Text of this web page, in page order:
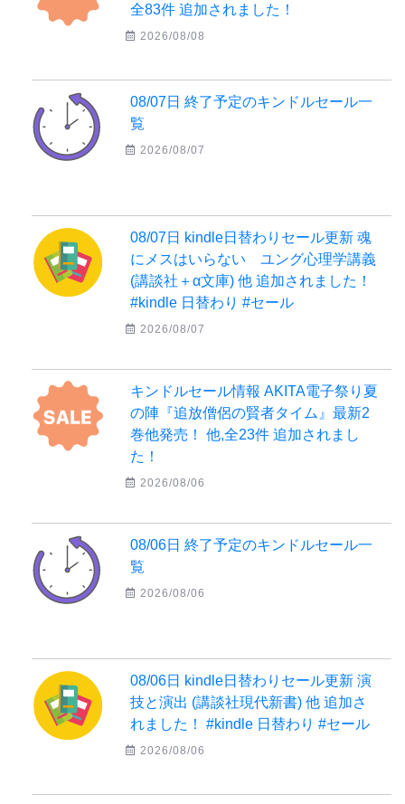
全83件 追加されました！
2026/08/08
08/07日 終了予定のキンドルセール一
覧
2026/08/07
08/07日 kindle日替わりセール更新 魂
にメスはいらない ユング心理学講義
(講談社＋α文庫) 他 追加されました！
#kindle 日替わり #セール
2026/08/07
キンドルセール情報 AKITA電子祭り夏
の陣『追放僧侶の賢者タイム』最新2
巻他発売！ 他,全23件 追加されまし
た！
2026/08/06
08/06日 終了予定のキンドルセール一
覧
2026/08/06
08/06日 kindle日替わりセール更新 演
技と演出 (講談社現代新書) 他 追加さ
れました！ #kindle 日替わり #セール
2026/08/06